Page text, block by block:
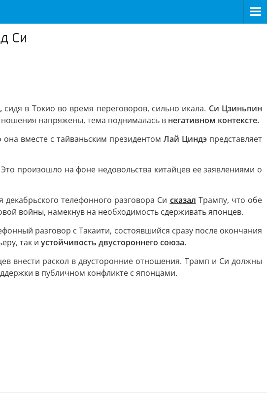
Си
сидя в Токио во время переговоров, сильно икала. Си Цзиньпин
напряжены, тема поднималась в негативном контексте.
вместе с тайваньским президентом Лай Циндэпредставляет
Это произошло на фоне недовольства китайцев ее заявлениями о
телефонного разговора Си сказал Трампу, что обе
войны, намекнув на необходимость сдерживать японцев.
разговор с Такаити, состоявшийся сразу после окончания
так и устойчивость двустороннего союза.
внести раскол в двусторонние отношения. Трамп и Си должны
в публичном конфликте с японцами.